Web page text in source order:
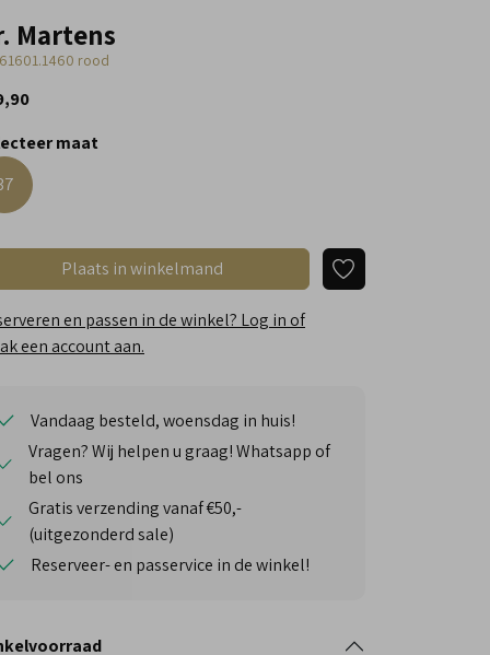
Martens
rood
maat
Plaats in winkelmand
en passen in de winkel? Log in of
een account aan.
Vandaag besteld, woensdag in huis!
Vragen? Wij helpen u graag! Whatsapp of
bel ons
Gratis verzending vanaf €50,-
(uitgezonderd sale)
Reserveer- en passervice in de winkel!